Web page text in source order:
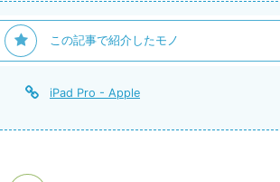
この記事で紹介したモノ
iPad Pro - Apple